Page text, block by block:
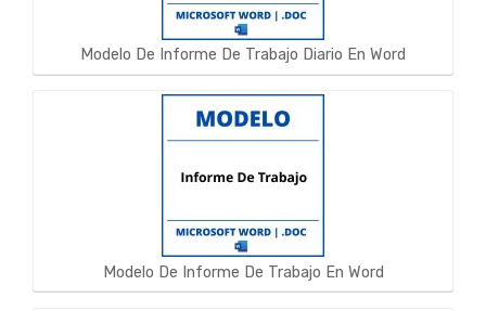
Modelo De Informe De Trabajo Diario En Word
Modelo De Informe De Trabajo En Word